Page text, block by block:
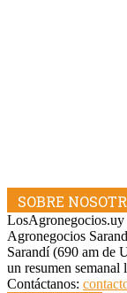
SOBRE
LosAgronegocios.uy
Agronegocios
Sarandí (690 am de
un resumen semanal
Contáctanos: